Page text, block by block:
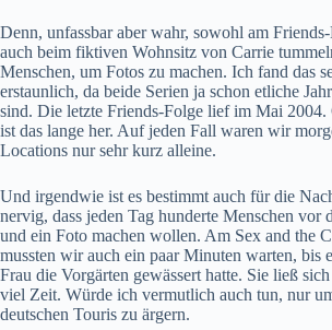
Denn, unfassbar aber wahr, sowohl am
auch beim fiktiven Wohnsitz von Carrie
Menschen, um Fotos zu machen. Ich fand das
erstaunlich, da beide Serien ja schon etliche
sind. Die letzte Friends-Folge lief im Mai 2004.
ist das lange her. Auf jeden Fall waren wir
Locations nur sehr kurz alleine.
Und irgendwie ist es bestimmt auch für die
nervig, dass jeden Tag hunderte Menschen vor
und ein Foto machen wollen. Am Sex and the
mussten wir auch ein paar Minuten warten, bis
Frau die Vorgärten gewässert hatte. Sie ließ
viel Zeit. Würde ich vermutlich auch tun, nur
deutschen Touris zu ärgern.